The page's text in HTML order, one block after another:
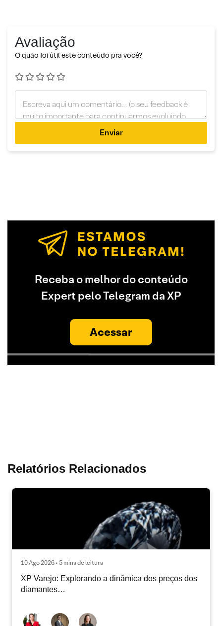
Avaliação
O quão foi útil este conteúdo pra você?
Enviar
Receba o melhor do conteúdo
Expert pelo Telegram da XP
Acessar
Relatórios Relacionados
10 Ago 2026 • 5 mins de leitura
XP Varejo: Explorando a dinâmica dos preços dos
diamantes…